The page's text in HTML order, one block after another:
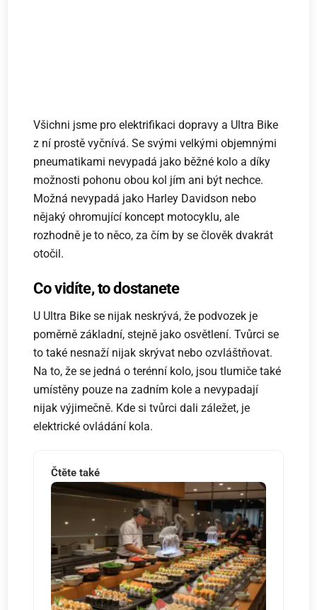
Všichni jsme pro elektrifikaci dopravy a Ultra Bike
z ní prostě vyčnívá. Se svými velkými objemnými
pneumatikami nevypadá jako běžné kolo a díky
možnosti pohonu obou kol jím ani být nechce.
Možná nevypadá jako Harley Davidson nebo
nějaký ohromující koncept motocyklu, ale
rozhodně je to něco, za čím by se člověk dvakrát
otočil.
Co vidíte, to dostanete
U Ultra Bike se nijak neskrývá, že podvozek je
poměrně základní, stejně jako osvětlení. Tvůrci se
to také nesnaží nijak skrývat nebo ozvláštňovat.
Na to, že se jedná o terénní kolo, jsou tlumiče také
umístěny pouze na zadním kole a nevypadají
nijak výjimečně. Kde si tvůrci dali záležet, je
elektrické ovládání kola.
Čtěte také